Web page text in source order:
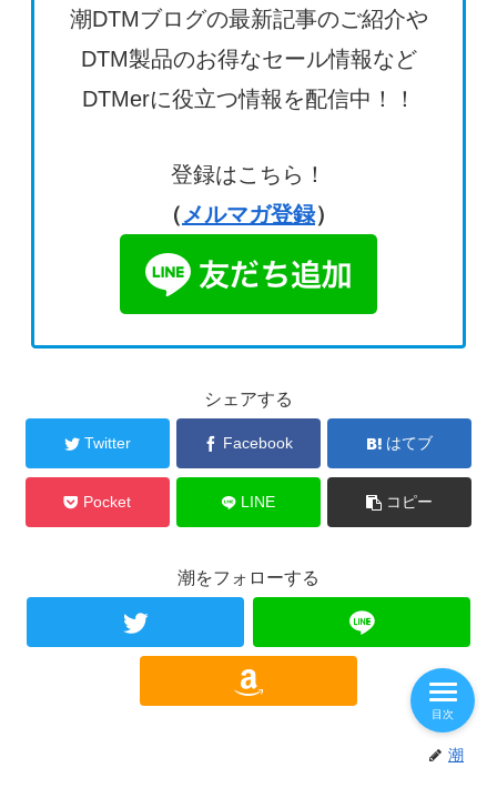
潮DTMブログの最新記事のご紹介や
DTM製品のお得なセール情報など
DTMerに役立つ情報を配信中！！
登録はこちら！
（ メルマガ登録）
シェアする
Twitter Facebook はてブ
Pocket LINE コピー
潮をフォローする
潮
目次